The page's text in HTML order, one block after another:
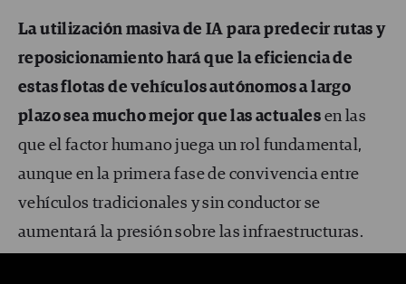
La utilización masiva de IA para predecir rutas y
reposicionamiento hará que la eficiencia de
estas flotas de vehículos autónomos a largo
plazo sea mucho mejor que las actuales en las
que el factor humano juega un rol fundamental,
aunque en la primera fase de convivencia entre
vehículos tradicionales y sin conductor se
aumentará la presión sobre las infraestructuras.